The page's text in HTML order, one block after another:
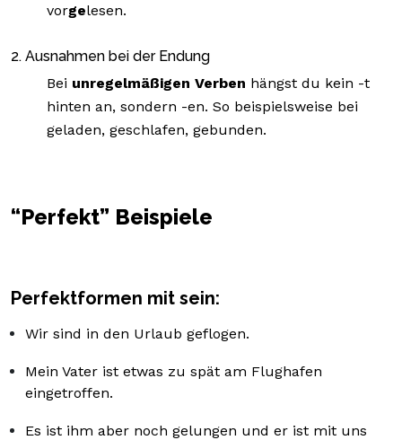
vorgelesen.
2. Ausnahmen bei der Endung
Bei unregelmäßigen Verben hängst du kein -t
hinten an, sondern -en. So beispielsweise bei
geladen, geschlafen, gebunden.
“Perfekt” Beispiele
Perfektformen mit sein:
Wir sind in den Urlaub geflogen.
Mein Vater ist etwas zu spät am Flughafen
eingetroffen.
Es ist ihm aber noch gelungen und er ist mit uns